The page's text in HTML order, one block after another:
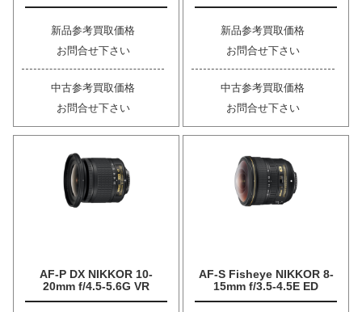
新品参考買取価格
お問合せ下さい
中古参考買取価格
お問合せ下さい
新品参考買取価格
お問合せ下さい
中古参考買取価格
お問合せ下さい
AF-P DX NIKKOR 10-
20mm f/4.5-5.6G VR
AF-S Fisheye NIKKOR 8-
15mm f/3.5-4.5E ED